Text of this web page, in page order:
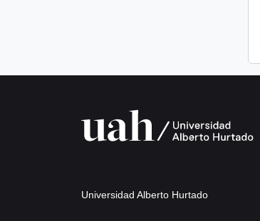
Universidad Alberto Hurtado